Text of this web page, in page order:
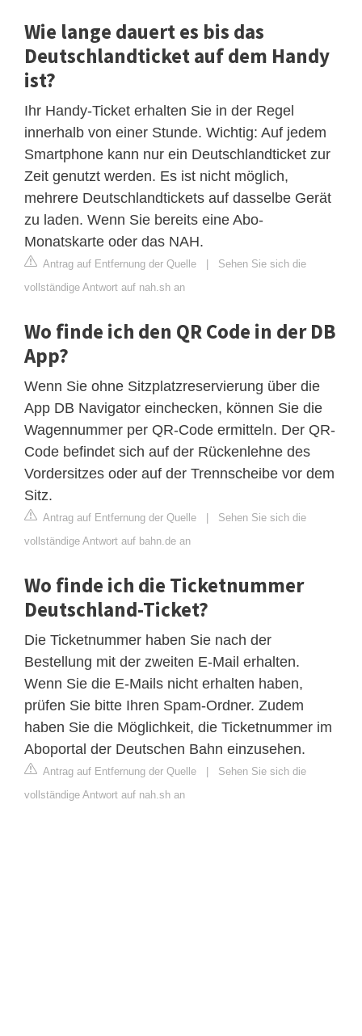
Wie lange dauert es bis das
Deutschlandticket auf dem Handy
ist?
Ihr Handy-Ticket erhalten Sie in der Regel
innerhalb von einer Stunde. Wichtig: Auf jedem
Smartphone kann nur ein Deutschlandticket zur
Zeit genutzt werden. Es ist nicht möglich,
mehrere Deutschlandtickets auf dasselbe Gerät
zu laden. Wenn Sie bereits eine Abo-
Monatskarte oder das NAH.
Antrag auf Entfernung der Quelle | Sehen Sie sich die
vollständige Antwort auf nah.sh an
Wo finde ich den QR Code in der DB
App?
Wenn Sie ohne Sitzplatzreservierung über die
App DB Navigator einchecken, können Sie die
Wagennummer per QR-Code ermitteln. Der QR-
Code befindet sich auf der Rückenlehne des
Vordersitzes oder auf der Trennscheibe vor dem
Sitz.
Antrag auf Entfernung der Quelle | Sehen Sie sich die
vollständige Antwort auf bahn.de an
Wo finde ich die Ticketnummer
Deutschland-Ticket?
Die Ticketnummer haben Sie nach der
Bestellung mit der zweiten E-Mail erhalten.
Wenn Sie die E-Mails nicht erhalten haben,
prüfen Sie bitte Ihren Spam-Ordner. Zudem
haben Sie die Möglichkeit, die Ticketnummer im
Aboportal der Deutschen Bahn einzusehen.
Antrag auf Entfernung der Quelle | Sehen Sie sich die
vollständige Antwort auf nah.sh an